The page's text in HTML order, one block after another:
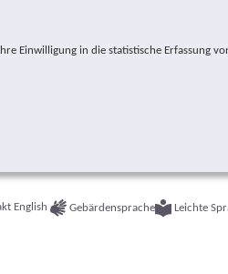
Einwilligung in die statistische Erfassung
English Gebärdensprache Leichte